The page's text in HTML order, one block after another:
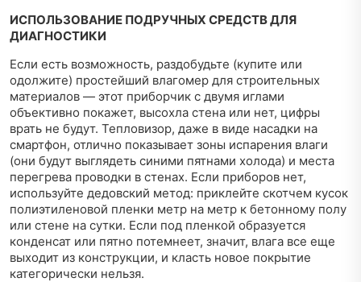
ИСПОЛЬЗОВАНИЕ ПОДРУЧНЫХ СРЕДСТВ ДЛЯ
ДИАГНОСТИКИ
Если есть возможность, раздобудьте (купите или
одолжите) простейший влагомер для строительных
материалов — этот приборчик с двумя иглами
объективно покажет, высохла стена или нет, цифры
врать не будут. Тепловизор, даже в виде насадки на
смартфон, отлично показывает зоны испарения влаги
(они будут выглядеть синими пятнами холода) и места
перегрева проводки в стенах. Если приборов нет,
используйте дедовский метод: приклейте скотчем кусок
полиэтиленовой пленки метр на метр к бетонному полу
или стене на сутки. Если под пленкой образуется
конденсат или пятно потемнеет, значит, влага все еще
выходит из конструкции, и класть новое покрытие
категорически нельзя.